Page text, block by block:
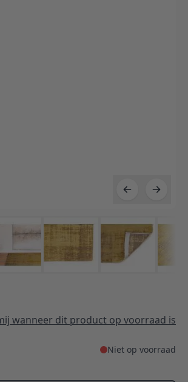
wanneer dit product op voorraad is
Niet op voorraad